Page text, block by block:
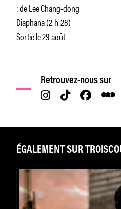
: de Lee Chang-dong
Diaphana (2 h 28)
Sortie le 29 août
Retrouvez-nous sur
ÉGALEMENT SUR